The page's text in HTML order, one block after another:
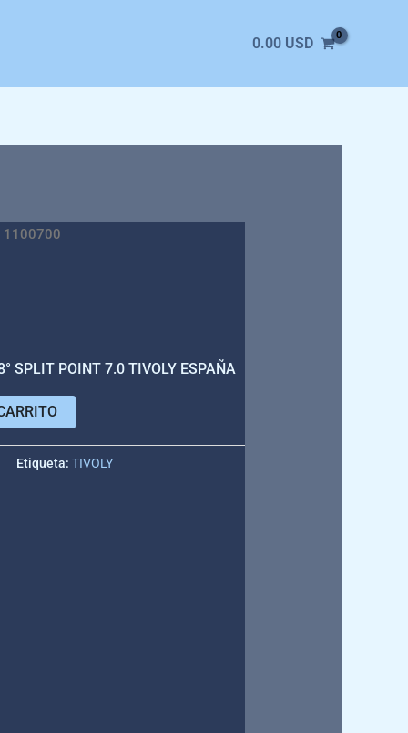
0.00 USD
SPLIT POINT 7.0 TIVOLY ESPAÑA
Etiqueta:TIVOLY